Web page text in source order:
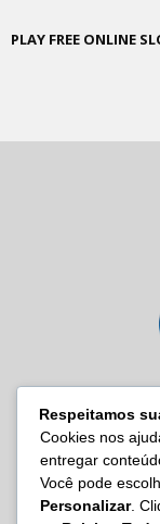
PLAY FREE ONLINE
Radio Baiana FM
Respeitamos
Cookies nos
entregar
Você pode
Personalizar.